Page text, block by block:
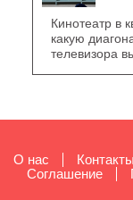
Кинотеатр в
какую
телевизора
О нас Контакты
Cоглашение